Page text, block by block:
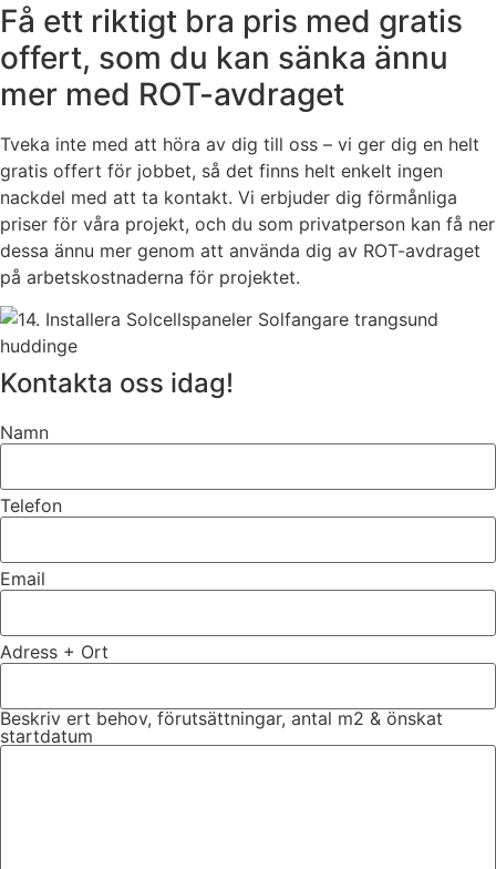
Få ett riktigt bra pris med gratis
offert, som du kan sänka ännu
mer med ROT-avdraget
Tveka inte med att höra av dig till oss – vi ger dig en helt
gratis offert för jobbet, så det finns helt enkelt ingen
nackdel med att ta kontakt. Vi erbjuder dig förmånliga
priser för våra projekt, och du som privatperson kan få ner
dessa ännu mer genom att använda dig av ROT-avdraget
på arbetskostnaderna för projektet.
Kontakta oss idag!
Namn
Telefon
Email
Adress + Ort
Beskriv ert behov, förutsättningar, antal m2 & önskat
startdatum